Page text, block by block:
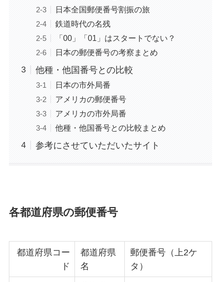
日本全国郵便番号割振の旅
鉄道時代の名残
「00」「01」はスタートでない？
日本の郵便番号の考察まとめ
他種・他国番号との比較
日本の市外局番
アメリカの郵便番号
アメリカの市外局番
他種・他国番号との比較まとめ
参考にさせていただいたサイト
各都道府県の郵便番号
都道府県コー
ド
都道府県
名
郵便番号（上2ケ
タ）